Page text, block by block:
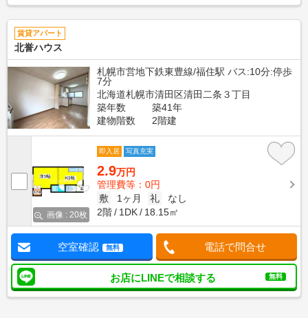
賃貸アパート
北誉ハウス
札幌市営地下鉄東豊線/福住駅 バス:10分:停歩
7分
北海道札幌市清田区清田二条３丁目
築年数
築41年
建物階数
2階建
画像 : 20枚
即入居 写真充実
2.9万円
管理費等：0円
敷
1ヶ月 礼
なし
2階
1DK 18.15㎡
空室確認 無料 電話で問合せ
お店にLINEで相談する 無料